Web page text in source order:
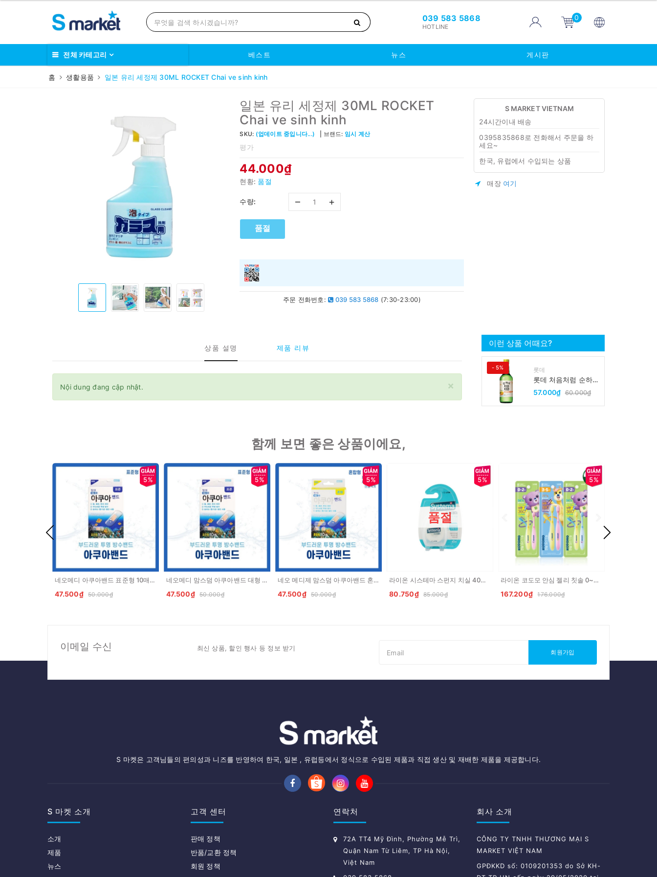
039 583 5868
HOTLINE
0
전체 카테고리 베스트 뉴스 게시판
홈 생활용품 일본 유리 세정제 30ML ROCKET Chai ve sinh kinh
일본 유리 세정제 30ML ROCKET
Chai ve sinh kinh
SKU: (업데이트 중입니다...) 브랜드: 임시 계산
평가
44.000₫
현황: 품절
수량: – +
품절
주문 전화번호: 039 583 5868 (7:30-23:00)
S MARKET VIETNAM
24시간이내 배송
0395835868로 전화해서 주문을 하
세요~
한국, 유럽에서 수입되는 상품
매장 여기
상품 설명 제품 리뷰
×
Nội dung đang cập nhật.
이런 상품 어때요?
- 5% 롯데
롯데 처음처럼 순하리
유자 소주 12% 360ml
LOTTE Chumchurum
vi thanh yen/cam
57.000₫ 60.000₫
함께 보면 좋은 상품이에요,
5%
네오메디 아쿠아밴드 표준형 10매 Bang ca nhan chong nuoc 10 mieng
47.500₫ 50.000₫
5%
네오메디 맘스덤 아쿠아밴드 대형 5매 Bang ca nhan chong nuoc 5 mieng dan to
47.500₫ 50.000₫
5%
네오 메디제 맘스덤 아쿠아밴드 혼합형 10매 Bang ca nhan chong nuoc 10 mieng dan
47.500₫ 50.000₫
5%
품절
라이온 시스테마 스펀지 치실 40m LION Chi nha khoa
80.750₫ 85.000₫
5%
라이온 코도모 안심 젤리 칫솔 0~2세 Ban chai danh rang an toan cho be 0~2 tuoi
167.200₫ 176.000₫
이메일 수신 최신 상품, 할인 행사 등 정보 받기
회원가입
S 마켓은 고객님들의 편의성과 니즈를 반영하여 한국, 일본 , 유럽등에서 정식으로 수입된 제품과 직접 생산 및 재배한 제품을 제공합니다.
S 마켓 소개
소개
제품
뉴스
고객 센터
판매 정책
반품/교환 정책
회원 정책
연락처
72A TT4 Mỹ Đình, Phường Mễ Trì,
Quận Nam Từ Liêm, TP Hà Nội,
Việt Nam
회사 소개
CÔNG TY TNHH THƯƠNG MẠI S
MARKET VIỆT NAM
GPĐKKD số: 0109201353 do Sở KH-